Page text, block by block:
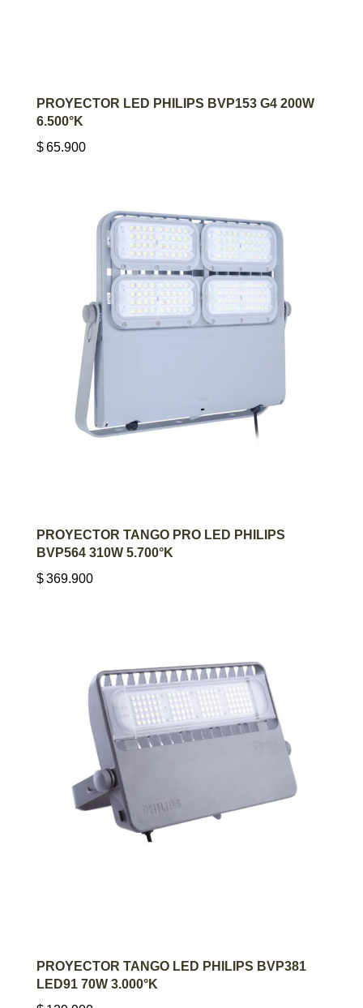
AGREGAR AL CARRITO
PROYECTOR LED PHILIPS BVP153 G4 200W
6.500°K
$65.900
AGREGAR AL CARRITO
PROYECTOR TANGO PRO LED PHILIPS
BVP564 310W 5.700°K
$369.900
AGREGAR AL CARRITO
PROYECTOR TANGO LED PHILIPS BVP381
LED91 70W 3.000°K